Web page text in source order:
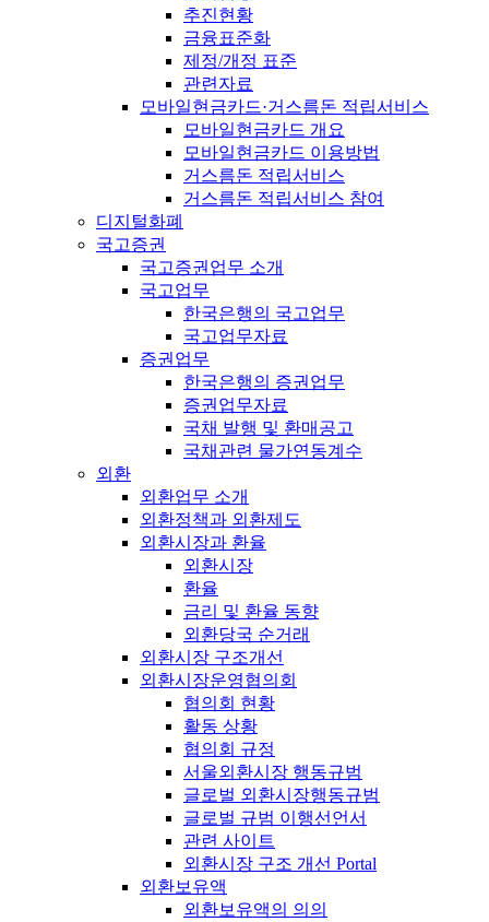
추진현황
금융표준화
제정/개정 표준
관련자료
모바일현금카드·거스름돈 적립서비스
모바일현금카드 개요
모바일현금카드 이용방법
거스름돈 적립서비스
거스름돈 적립서비스 참여
디지털화폐
국고증권
국고증권업무 소개
국고업무
한국은행의 국고업무
국고업무자료
증권업무
한국은행의 증권업무
증권업무자료
국채 발행 및 환매공고
국채관련 물가연동계수
외환
외환업무 소개
외환정책과 외환제도
외환시장과 환율
외환시장
환율
금리 및 환율 동향
외환당국 순거래
외환시장 구조개선
외환시장운영협의회
협의회 현황
활동 상황
협의회 규정
서울외환시장 행동규범
글로벌 외환시장행동규범
글로벌 규범 이행선언서
관련 사이트
외환시장 구조 개선 Portal
외환보유액
외환보유액의 의의